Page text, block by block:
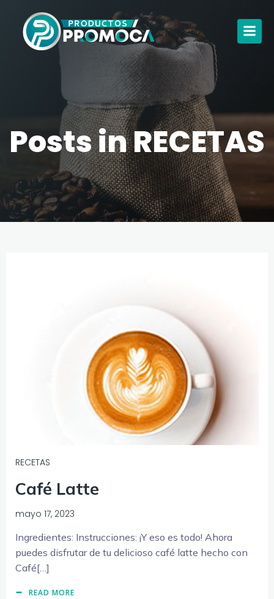
Posts in RECETAS
RECETAS
Café Latte
mayo 17, 2023
Ingredientes: Instrucciones: ¡Y eso es todo! Ahora
puedes disfrutar de tu delicioso café latte hecho con
Café[…]
READ MORE